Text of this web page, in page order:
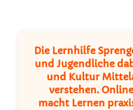
Die Lernhilfe
und Jugendliche
und Kultur
verstehen.
macht Lernen